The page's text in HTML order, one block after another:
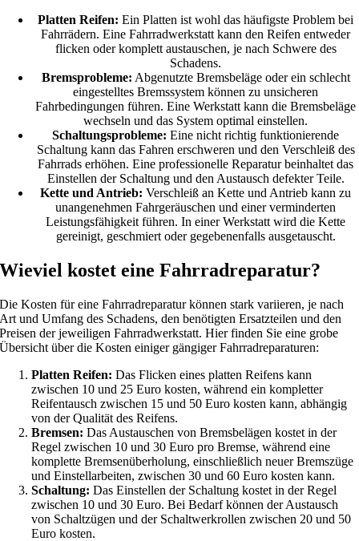
Platten Reifen: Ein Platten ist wohl das häufigste Problem bei
Fahrrädern. Eine Fahrradwerkstatt kann den Reifen entweder
flicken oder komplett austauschen, je nach Schwere des
Schadens.
Bremsprobleme: Abgenutzte Bremsbeläge oder ein schlecht
eingestelltes Bremssystem können zu unsicheren
Fahrbedingungen führen. Eine Werkstatt kann die Bremsbeläge
wechseln und das System optimal einstellen.
Schaltungsprobleme: Eine nicht richtig funktionierende
Schaltung kann das Fahren erschweren und den Verschleiß des
Fahrrads erhöhen. Eine professionelle Reparatur beinhaltet das
Einstellen der Schaltung und den Austausch defekter Teile.
Kette und Antrieb: Verschleiß an Kette und Antrieb kann zu
unangenehmen Fahrgeräuschen und einer verminderten
Leistungsfähigkeit führen. In einer Werkstatt wird die Kette
gereinigt, geschmiert oder gegebenenfalls ausgetauscht.
Wieviel kostet eine Fahrradreparatur?
Die Kosten für eine Fahrradreparatur können stark variieren, je nach
Art und Umfang des Schadens, den benötigten Ersatzteilen und den
Preisen der jeweiligen Fahrradwerkstatt. Hier finden Sie eine grobe
Übersicht über die Kosten einiger gängiger Fahrradreparaturen:
Platten Reifen: Das Flicken eines platten Reifens kann
zwischen 10 und 25 Euro kosten, während ein kompletter
Reifentausch zwischen 15 und 50 Euro kosten kann, abhängig
von der Qualität des Reifens.
Bremsen: Das Austauschen von Bremsbelägen kostet in der
Regel zwischen 10 und 30 Euro pro Bremse, während eine
komplette Bremsenüberholung, einschließlich neuer Bremszüge
und Einstellarbeiten, zwischen 30 und 60 Euro kosten kann.
Schaltung: Das Einstellen der Schaltung kostet in der Regel
zwischen 10 und 30 Euro. Bei Bedarf können der Austausch
von Schaltzügen und der Schaltwerkrollen zwischen 20 und 50
Euro kosten.